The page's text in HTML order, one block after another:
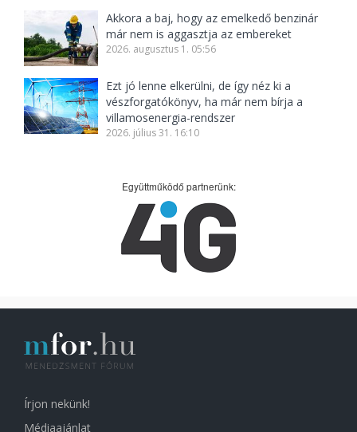
Akkora a baj, hogy az emelkedő benzinár
már nem is aggasztja az embereket
2026. augusztus 1. 05:56
Ezt jó lenne elkerülni, de így néz ki a
vészforgatókönyv, ha már nem bírja a
villamosenergia-rendszer
2026. július 31. 16:10
Együttműködő partnerünk:
Írjon nekünk!
Médiaajánlat